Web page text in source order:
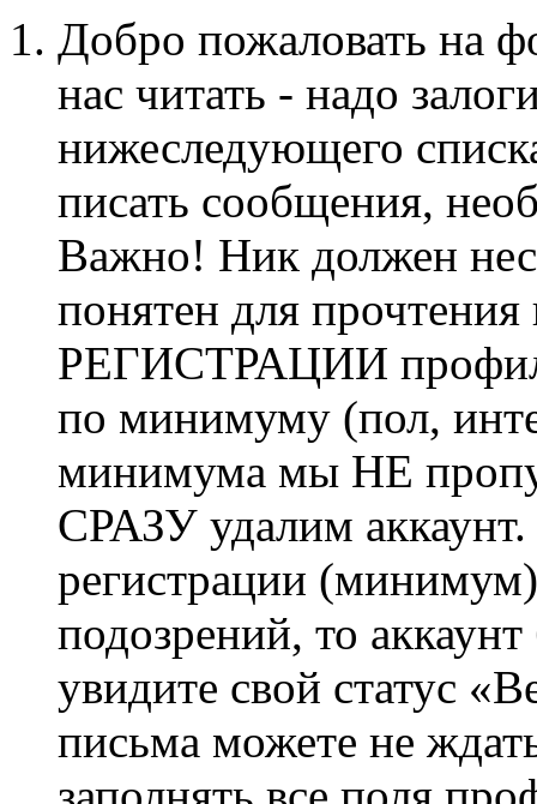
Добро пожаловать на
нас читать - надо
нижеследующего
писать сообщения,
Важно! Ник должен
понятен для
РЕГИСТРАЦИИ профиль
по минимуму (пол,
минимума мы НЕ
СРАЗУ удалим
регистрации
подозрений, то
увидите свой статус
письма можете не